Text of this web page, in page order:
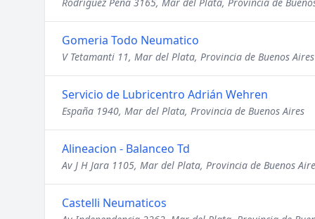
Gomeria Todo Neumatico
V Tetamanti 11, Mar del Plata, Provincia de Buenos Aires
Servicio de Lubricentro Adrián Wehren
España 1940, Mar del Plata, Provincia de Buenos Aires
Alineacion - Balanceo Td
Av J H Jara 1105, Mar del Plata, Provincia de Buenos
Castelli Neumaticos